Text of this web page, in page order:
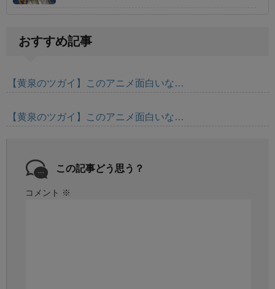
おすすめ記事
【黄泉のツガイ】このアニメ面白いな…
【黄泉のツガイ】このアニメ面白いな…
この記事どう思う？
コメント ※